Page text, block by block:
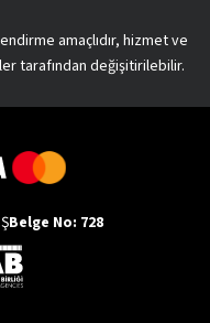
amaçlıdır, hizmet ve
tarafından değişitirilebilir.
Belge No: 728